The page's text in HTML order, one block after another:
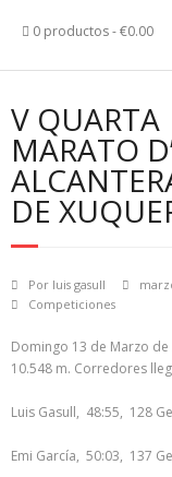
0 productos €0.00
V QUARTA
MARATO
DE
Por luis gasull
Competiciones
Domingo 13 de Marzo de
10.548 m. Corredores
Luis Gasull, 48:55, 128
Emi García, 50:03, 137